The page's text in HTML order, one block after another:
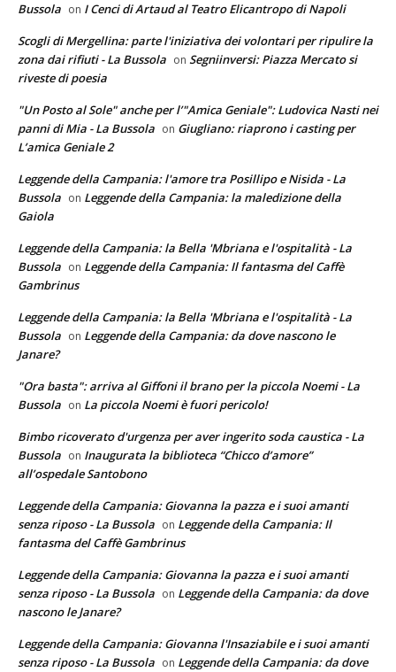
Bussola on I Cenci di Artaud al Teatro Elicantropo di Napoli
Scogli di Mergellina: parte l'iniziativa dei volontari per ripulire la
zona dai rifiuti - La Bussola on Segniinversi: Piazza Mercato si
riveste di poesia
"Un Posto al Sole" anche per l’"Amica Geniale": Ludovica Nasti nei
panni di Mia - La Bussola on Giugliano: riaprono i casting per
L’amica Geniale 2
Leggende della Campania: l'amore tra Posillipo e Nisida - La
Bussola on Leggende della Campania: la maledizione della
Gaiola
Leggende della Campania: la Bella 'Mbriana e l'ospitalità - La
Bussola on Leggende della Campania: Il fantasma del Caffè
Gambrinus
Leggende della Campania: la Bella 'Mbriana e l'ospitalità - La
Bussola on Leggende della Campania: da dove nascono le
Janare?
"Ora basta": arriva al Giffoni il brano per la piccola Noemi - La
Bussola on La piccola Noemi è fuori pericolo!
Bimbo ricoverato d'urgenza per aver ingerito soda caustica - La
Bussola on Inaugurata la biblioteca “Chicco d’amore”
all’ospedale Santobono
Leggende della Campania: Giovanna la pazza e i suoi amanti
senza riposo - La Bussola on Leggende della Campania: Il
fantasma del Caffè Gambrinus
Leggende della Campania: Giovanna la pazza e i suoi amanti
senza riposo - La Bussola on Leggende della Campania: da dove
nascono le Janare?
Leggende della Campania: Giovanna l'Insaziabile e i suoi amanti
senza riposo - La Bussola on Leggende della Campania: da dove